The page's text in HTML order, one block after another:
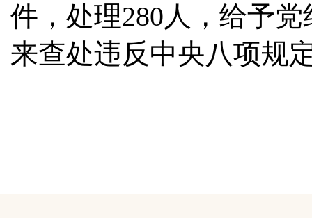
件，处理280人，给予
来查处违反中央八项规